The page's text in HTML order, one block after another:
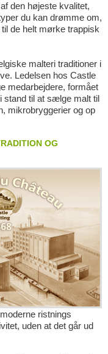
den højeste kvalitet,
du kan drømme om,
de helt mørke trappisk
malteri traditioner i
Ledelsen hos Castle
medarbejdere, formået
stand til at sælge malt til
mikrobryggerier og op
OG
ristnings
uden at det går ud